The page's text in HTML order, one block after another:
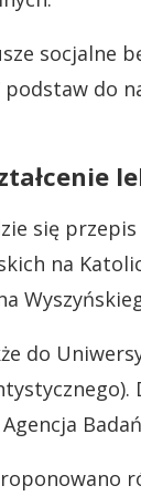
socjalne
podstaw do
się
na
do